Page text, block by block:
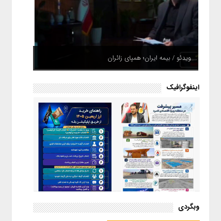
ویدئو / بیمه ایران؛ همپای زائران
اینفوگرافیک
اینفوگرافیک / راهنمای خرید ارز
اربعین از طریق اپلیکیشن بله
وبگردی